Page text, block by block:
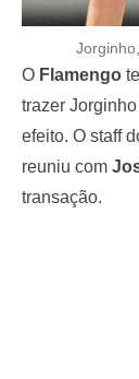
O Flamengo
trazer
efeito. O staff
reuniu com
transação.